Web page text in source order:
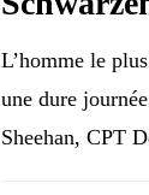
L’homme le
une dure
Sheehan, CPT